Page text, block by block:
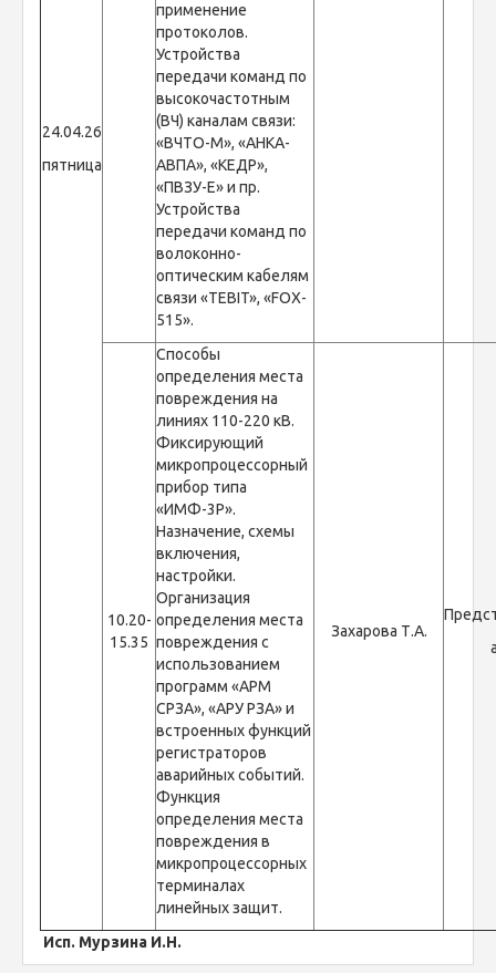
24.04.26
пятница
применение
протоколов.
Устройства
передачи команд по
высокочастотным
(ВЧ) каналам связи:
«ВЧТО-М», «АНКА-
АВПА», «КЕДР»,
«ПВЗУ-Е» и пр.
Устройства
передачи команд по
волоконно-
оптическим кабелям
связи «TEBIT», «FOX-
515».
10.20-
15.35
Способы
определения места
повреждения на
линиях 110-220 кВ.
Фиксирующий
микропроцессорный
прибор типа
«ИМФ-3Р».
Назначение, схемы
включения,
настройки.
Организация
определения места
повреждения с
использованием
программ «АРМ
СРЗА», «АРУ РЗА» и
встроенных функций
регистраторов
аварийных событий.
Функция
определения места
повреждения в
микропроцессорных
терминалах
линейных защит.
Захарова Т.А.
Исп. Мурзина И.Н.